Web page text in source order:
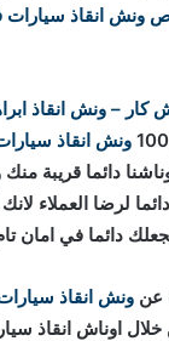
ونش انقاذ سيارات
كار – ونش انقاذ
ونش انقاذ
دائما قريبة منك
لرضا العملاء
دائما في امان
عن ونش انقاذ
اوناش انقاذ